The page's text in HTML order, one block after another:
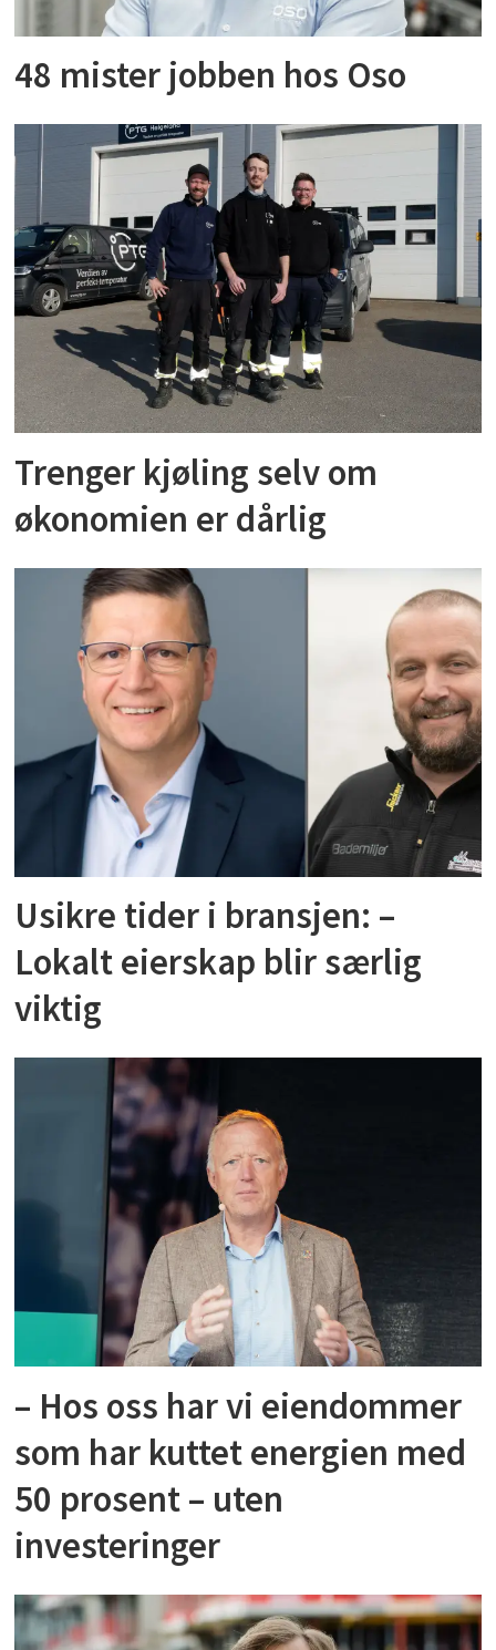
48 mister jobben hos Oso
Trenger kjøling selv om
økonomien er dårlig
Usikre tider i bransjen: –
Lokalt eierskap blir særlig
viktig
– Hos oss har vi eiendommer
som har kuttet energien med
50 prosent – uten
investeringer